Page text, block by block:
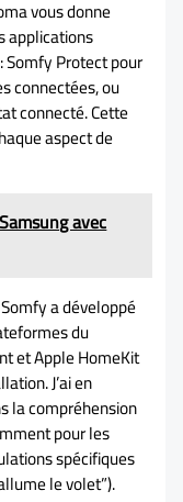
vous donne
applications
Somfy Protect pour
connectées, ou
connecté. Cette
aspect de
avec
a développé
du
et Apple HomeKit
J’ai en
la compréhension
pour les
spécifiques
le volet”).